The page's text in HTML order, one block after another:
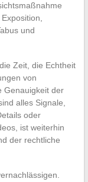
und
Zeit, die Echtheit
von
Genauigkeit der
alles Signale,
oder
ist weiterhin
der rechtliche